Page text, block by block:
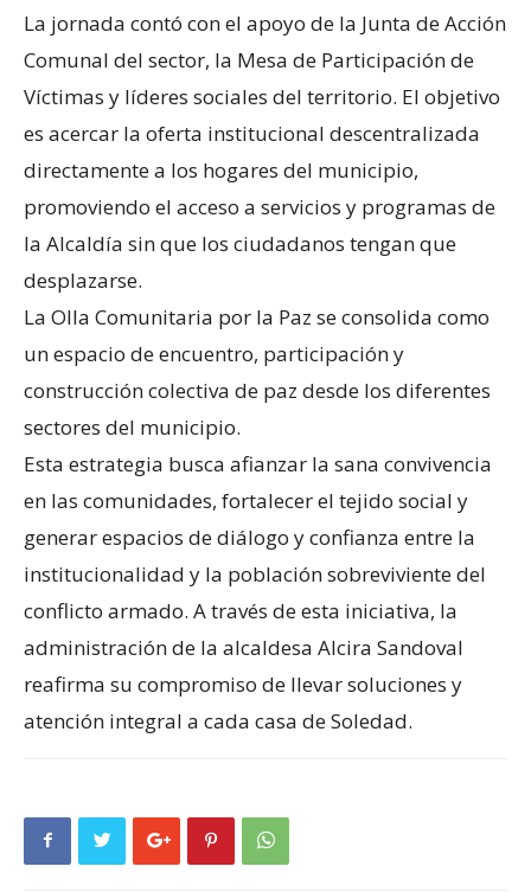
La jornada contó con el apoyo de la Junta de Acción
Comunal del sector, la Mesa de Participación de
Víctimas y líderes sociales del territorio. El objetivo
es acercar la oferta institucional descentralizada
directamente a los hogares del municipio,
promoviendo el acceso a servicios y programas de
la Alcaldía sin que los ciudadanos tengan que
desplazarse.
La Olla Comunitaria por la Paz se consolida como
un espacio de encuentro, participación y
construcción colectiva de paz desde los diferentes
sectores del municipio.
Esta estrategia busca afianzar la sana convivencia
en las comunidades, fortalecer el tejido social y
generar espacios de diálogo y confianza entre la
institucionalidad y la población sobreviviente del
conflicto armado. A través de esta iniciativa, la
administración de la alcaldesa Alcira Sandoval
reafirma su compromiso de llevar soluciones y
atención integral a cada casa de Soledad.